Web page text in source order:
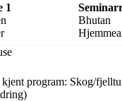
1
Bhutan
program: Skog/